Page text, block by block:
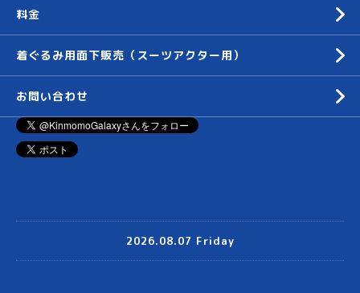
料金
着ぐるみ用面下販売（スーツアクター用）
お問い合わせ
2026.08.07 Friday